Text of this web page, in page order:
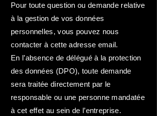
Pour toute question ou demande relative
à la gestion de vos données
personnelles, vous pouvez nous
contacter à cette adresse email.
En l’absence de délégué à la protection
des données (DPO), toute demande
sera traitée directement par le
responsable ou une personne mandatée
à cet effet au sein de l’entreprise.